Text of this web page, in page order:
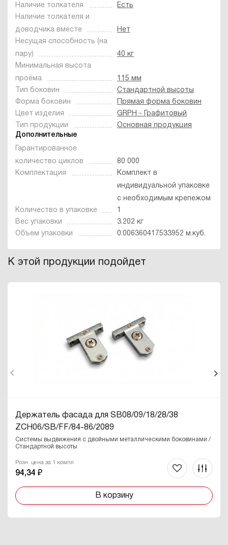
Наличие толкателя
Есть
Наличие толкателя и
доводчика вместе
Нет
Несущая способность (на
пару)
40 кг
Минимальная высота
проёма
115 мм
Тип боковин
Стандартной высоты
Форма боковин
Прямая форма боковин
Цвет изделия
GRPH - Графитовый
Тип продукции
Основная продукция
Дополнительные
Гарантированное
количество циклов
80 000
Комплектация
Комплект в
индивидуальной упаковке
с необходимым крепежом
Количество в упаковке
1
Вес упаковки
3.202 кг
Объем упаковки
0.006360417533952 м.куб.
К этой продукции подойдет
Держатель фасада для SB08/09/18/28/38
ZCH06/SB/FF/84-86/2089
Системы выдвижения с двойными металлическими боковинами /
Стандартной высоты
Розн. цена за 1 компл
94,34 ₽
В корзину